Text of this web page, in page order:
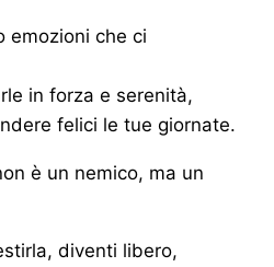
emozioni che ci
in forza e serenità,
felici le tue giornate.
è un nemico, ma un
diventi libero,